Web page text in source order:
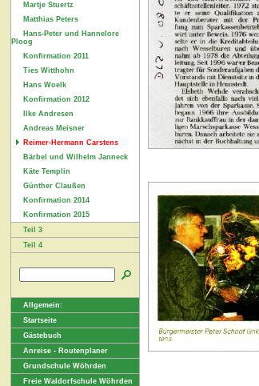
Martje Stuertz
Matthias Peters
Hans-Peter und Hannelore
Ploog
Konfirmation 2011
Ties Witthohn
Hans Woelk
Konfirmation 2012
Ilke Andresen
Andreas Meisner
Reimer-Hermann Carstens
Bärbel und Wilhelm Janneck
Käte Templin
Günther Claußen
Konfirmation 2014
Konfirmation 2015
Teil 3
Teil 4
Allgemein:
Startseite
Gästebuch
Anreise - Routenplaner
Grundschule Wöhrden
Freie Waldorfschule Wöhrden